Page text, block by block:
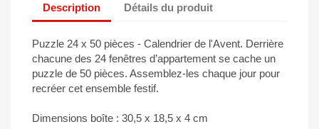
Description Détails du produit
Puzzle 24 x 50 pièces - Calendrier de l'Avent. Derrière
chacune des 24 fenêtres d’appartement se cache un
puzzle de 50 pièces. Assemblez-les chaque jour pour
recréer cet ensemble festif.
Dimensions boîte : 30,5 x 18,5 x 4 cm